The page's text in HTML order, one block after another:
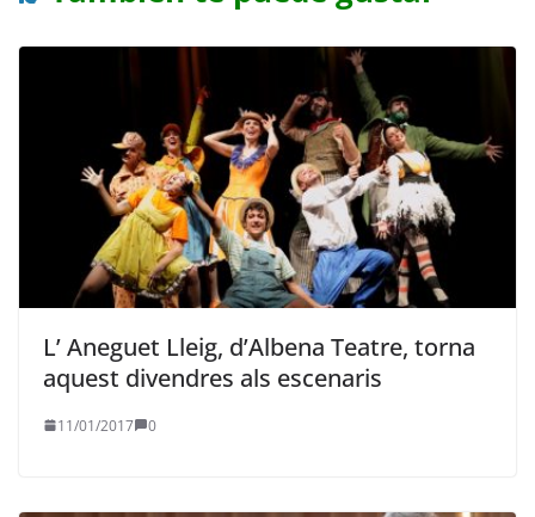
L’ Aneguet Lleig, d’Albena Teatre, torna
aquest divendres als escenaris
11/01/2017 0